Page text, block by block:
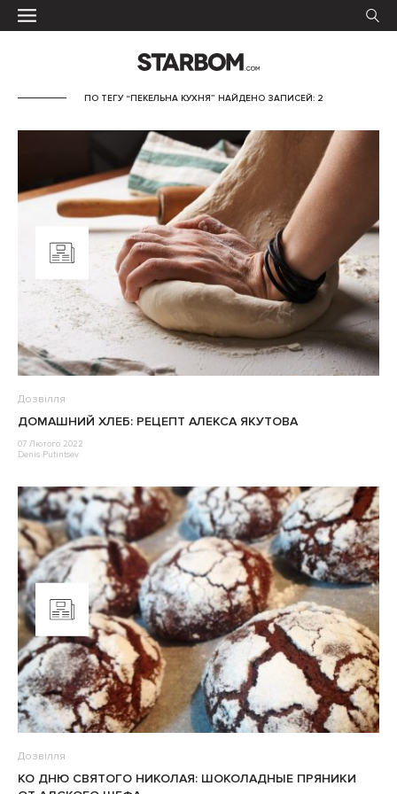
ПО ТЕГУ “ПЕКЕЛЬНА КУХНЯ” НАЙДЕНО ЗАПИСЕЙ: 2
Дозвілля
ДОМАШНИЙ ХЛЕБ: РЕЦЕПТ АЛЕКСА ЯКУТОВА
07 Лютого 2022
Denis Putintsev
Дозвілля
КО ДНЮ СВЯТОГО НИКОЛАЯ: ШОКОЛАДНЫЕ ПРЯНИКИ